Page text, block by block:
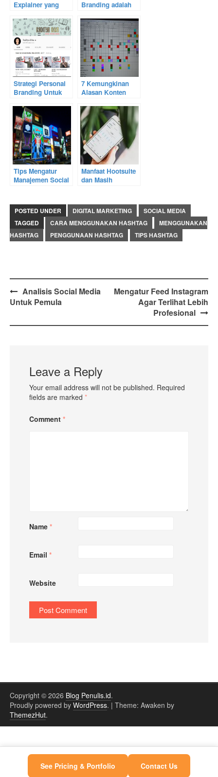
Explainer yang
Branding adalah
Pendiri Startup
Strategi Personal
Branding Untuk
7 Kemungkinan
Alasan Konten
Penonton
Tips Mengatur
Manajemen Social
Manfaat Hootsuite
dan Masih
POSTED UNDER DIGITAL MARKETING
SOCIAL MEDIA
TAGGED
CARA MENGGUNAKAN HASHTAG
MENGGUNAKAN
HASHTAG
PENGGUNAAN HASHTAG TIPS HASHTAG
Post
navigation
Analisis Social Media
Untuk Pemula
Mengatur Feed Instagram
Agar Terlihat Lebih
Profesional
Leave a Reply
Your email address will not be published. Required
fields are marked *
Comment *
Name *
Email *
Website
Copyright © 2026 Blog Penulis.id.
Proudly powered by WordPress. | Theme: Awaken by
ThemezHut.
See Pricing & Portfolio Contact Us